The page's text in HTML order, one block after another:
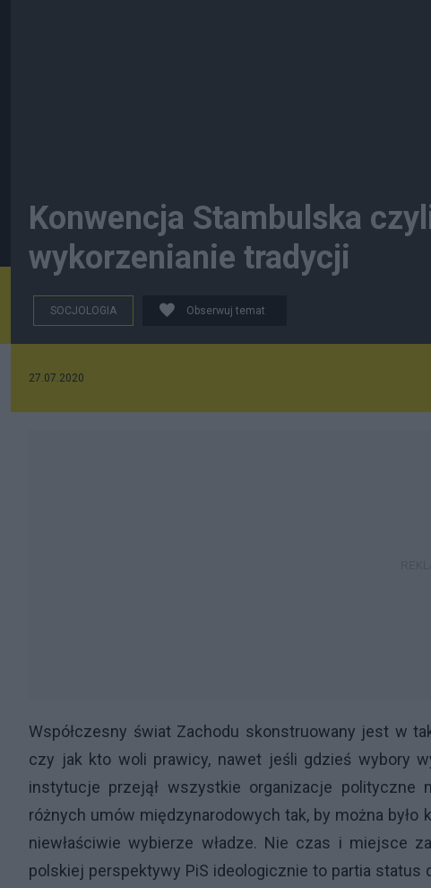
Konwencja Stambulska
wykorzenianie tradycji
SOCJOLOGIA Obserwuj temat
27.07.2020
Współczesny świat Zachodu skonstruowany jest w
czy jak kto woli prawicy, nawet jeśli gdzieś wybory
instytucje przejął wszystkie organizacje polityczne
różnych umów międzynarodowych tak, by można
niewłaściwie wybierze władze. Nie czas i miejsce
polskiej perspektywy PiS ideologicznie to partia status